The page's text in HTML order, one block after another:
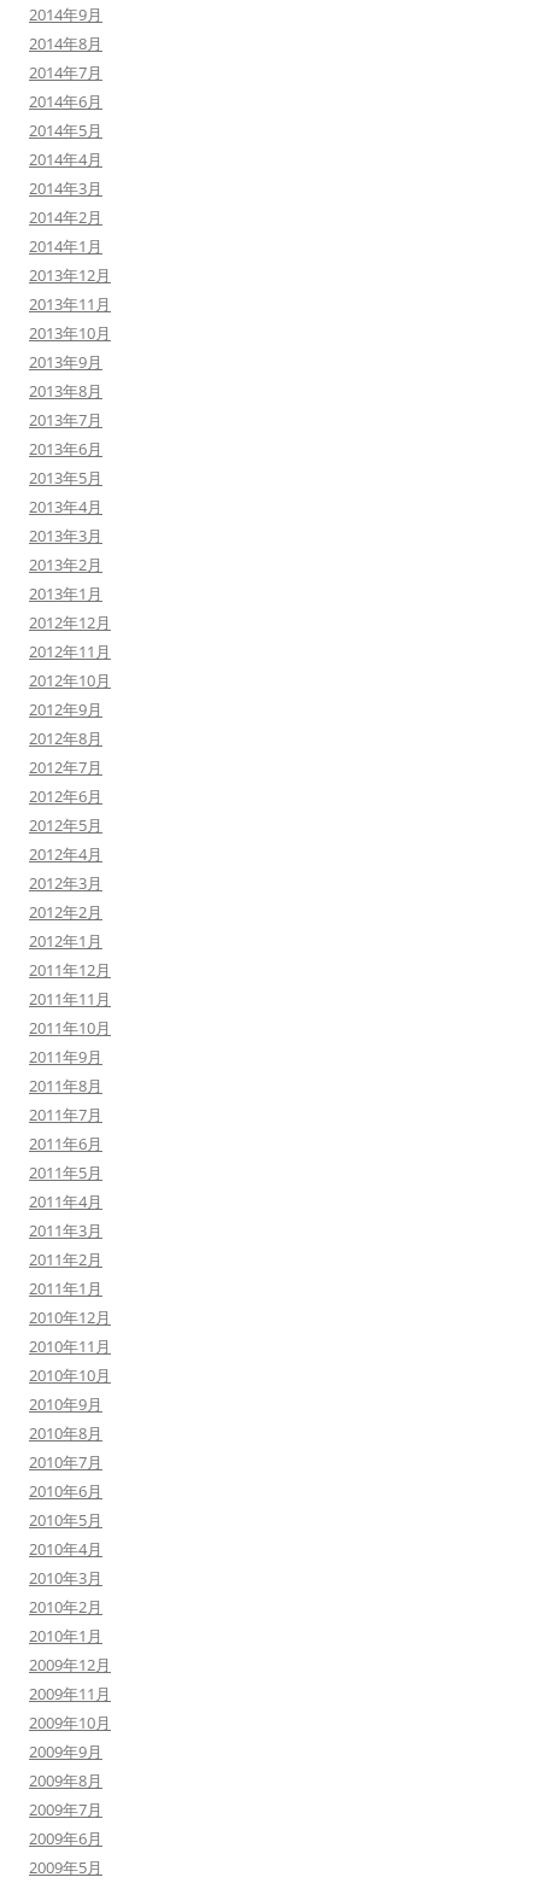
2014年9月
2014年8月
2014年7月
2014年6月
2014年5月
2014年4月
2014年3月
2014年2月
2014年1月
2013年12月
2013年11月
2013年10月
2013年9月
2013年8月
2013年7月
2013年6月
2013年5月
2013年4月
2013年3月
2013年2月
2013年1月
2012年12月
2012年11月
2012年10月
2012年9月
2012年8月
2012年7月
2012年6月
2012年5月
2012年4月
2012年3月
2012年2月
2012年1月
2011年12月
2011年11月
2011年10月
2011年9月
2011年8月
2011年7月
2011年6月
2011年5月
2011年4月
2011年3月
2011年2月
2011年1月
2010年12月
2010年11月
2010年10月
2010年9月
2010年8月
2010年7月
2010年6月
2010年5月
2010年4月
2010年3月
2010年2月
2010年1月
2009年12月
2009年11月
2009年10月
2009年9月
2009年8月
2009年7月
2009年6月
2009年5月